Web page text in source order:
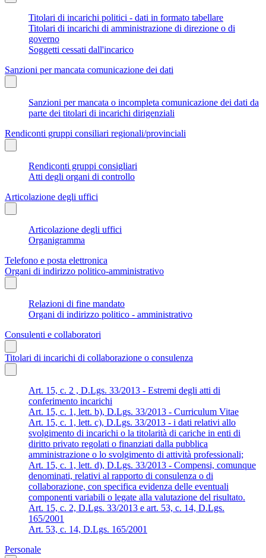
Titolari di incarichi politici - dati in formato tabellare
Titolari di incarichi di amministrazione di direzione o di
governo
Soggetti cessati dall'incarico
Sanzioni per mancata comunicazione dei dati
Sanzioni per mancata o incompleta comunicazione dei dati da
parte dei titolari di incarichi dirigenziali
Rendiconti gruppi consiliari regionali/provinciali
Rendiconti gruppi consigliari
Atti degli organi di controllo
Articolazione degli uffici
Articolazione degli uffici
Organigramma
Telefono e posta elettronica
Organi di indirizzo politico-amministrativo
Relazioni di fine mandato
Organi di indirizzo politico - amministrativo
Consulenti e collaboratori
Titolari di incarichi di collaborazione o consulenza
Art. 15, c. 2 , D.Lgs. 33/2013 - Estremi degli atti di
conferimento incarichi
Art. 15, c. 1, lett. b), D.Lgs. 33/2013 - Curriculum Vitae
Art. 15, c. 1, lett. c), D.Lgs. 33/2013 - i dati relativi allo
svolgimento di incarichi o la titolarità di cariche in enti di
diritto privato regolati o finanziati dalla pubblica
amministrazione o lo svolgimento di attività professionali;
Art. 15, c. 1, lett. d), D.Lgs. 33/2013 - Compensi, comunque
denominati, relativi al rapporto di consulenza o di
collaborazione, con specifica evidenza delle eventuali
componenti variabili o legate alla valutazione del risultato.
Art. 15, c. 2, D.Lgs. 33/2013 e art. 53, c. 14, D.Lgs.
165/2001
Art. 53, c. 14, D.Lgs. 165/2001
Personale